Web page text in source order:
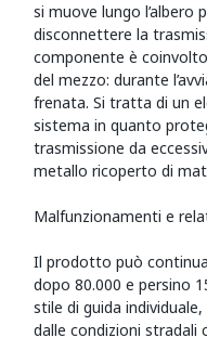
si muove lungo l’albero
disconnettere la
componente è
del mezzo: durante
frenata. Si tratta di un
sistema in quanto
trasmissione da
metallo ricoperto di
Malfunzionamenti e
Il prodotto può
dopo 80.000 e persino
stile di guida
dalle condizioni stradali